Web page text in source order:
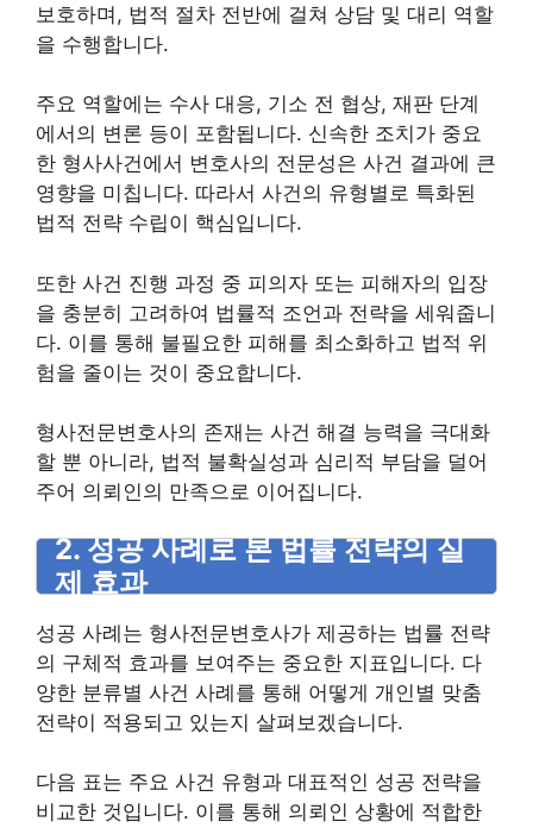
보호하며, 법적 절차 전반에 걸쳐 상담 및 대리 역할
을 수행합니다.
주요 역할에는 수사 대응, 기소 전 협상, 재판 단계
에서의 변론 등이 포함됩니다. 신속한 조치가 중요
한 형사사건에서 변호사의 전문성은 사건 결과에 큰
영향을 미칩니다. 따라서 사건의 유형별로 특화된
법적 전략 수립이 핵심입니다.
또한 사건 진행 과정 중 피의자 또는 피해자의 입장
을 충분히 고려하여 법률적 조언과 전략을 세워줍니
다. 이를 통해 불필요한 피해를 최소화하고 법적 위
험을 줄이는 것이 중요합니다.
형사전문변호사의 존재는 사건 해결 능력을 극대화
할 뿐 아니라, 법적 불확실성과 심리적 부담을 덜어
주어 의뢰인의 만족으로 이어집니다.
2. 성공 사례로 본 법률 전략의 실
제 효과
성공 사례는 형사전문변호사가 제공하는 법률 전략
의 구체적 효과를 보여주는 중요한 지표입니다. 다
양한 분류별 사건 사례를 통해 어떻게 개인별 맞춤
전략이 적용되고 있는지 살펴보겠습니다.
다음 표는 주요 사건 유형과 대표적인 성공 전략을
비교한 것입니다. 이를 통해 의뢰인 상황에 적합한